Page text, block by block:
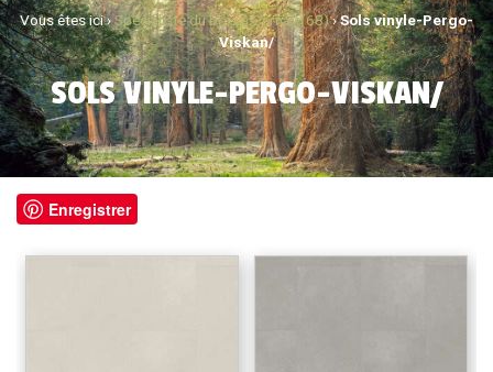
Vous êtes ici ›Spécialiste du bois à Cernay (68)›Sols vinyle-Pergo-
Viskan/
SOLS VINYLE-PERGO-VISKAN/
Enregistrer